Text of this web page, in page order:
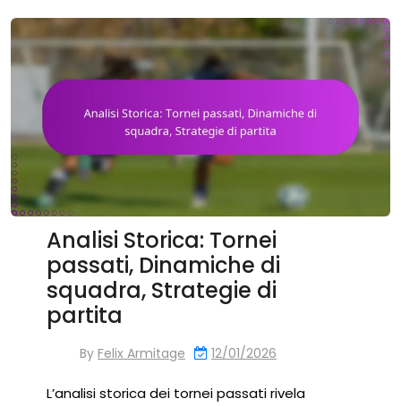
Analisi Storica: Tornei
passati, Dinamiche di
squadra, Strategie di
partita
By Felix Armitage 12/01/2026
L’analisi storica dei tornei passati rivela